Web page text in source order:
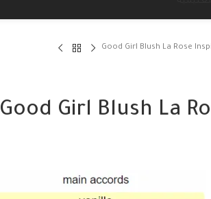
Good Girl Blush La Rose
Good Girl Blush La